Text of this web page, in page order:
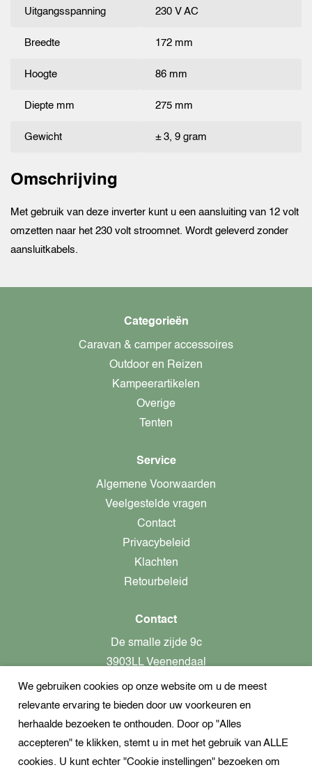
Uitgangsspanning 230 V AC
Breedte 172 mm
Hoogte 86 mm
Diepte mm 275 mm
Gewicht ± 3, 9 gram
Omschrijving
Met gebruik van deze inverter kunt u een aansluiting van 12 volt
omzetten naar het 230 volt stroomnet. Wordt geleverd zonder
aansluitkabels.
Categorieën
Caravan & camper accessoires
Outdoor en Reizen
Kampeerartikelen
Overige
Tenten
Service
Algemene Voorwaarden
Veelgestelde vragen
Contact
Privacybeleid
Klachten
Retourbeleid
Contact
De smalle zijde 9c
3903LL Veenendaal
alleen op afspraak aanwezig!
KvK-nummer: 82366799
Btw-nummer: nl862437301B01
We gebruiken cookies op onze website om u de meest
relevante ervaring te bieden door uw voorkeuren en
herhaalde bezoeken te onthouden. Door op "Alles
accepteren" te klikken, stemt u in met het gebruik van ALLE
cookies. U kunt echter "Cookie instellingen" bezoeken om